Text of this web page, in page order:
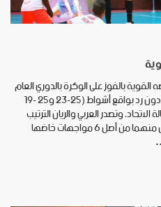
بالفوز على الوكرة بالدوري العام
للرجال لكرة الطائرة، بنتيجة ثلاثة أشواط دون رد بواقع أشواط (25-23 و25 -19
الاتحاد، وتصدر العربي والريان الترتيب
العام بجدول الدوري برصيد 18 نقطة لكل منهما من أصل 6 مواجهات خاضها